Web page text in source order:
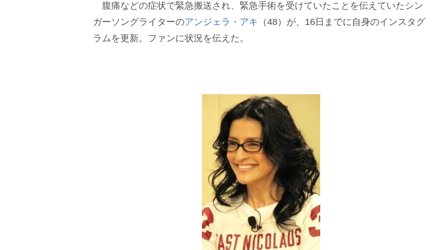
腹痛などの症状で緊急搬送され、緊急手術を受けていたことを伝えていたシン
ガーソングライターのアンジェラ・アキ （48）が、16日までに自身のインスタグ
ラムを更新。ファンに状況を伝えた。